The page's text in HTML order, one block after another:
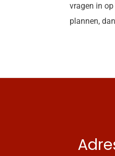
vragen in
plannen,